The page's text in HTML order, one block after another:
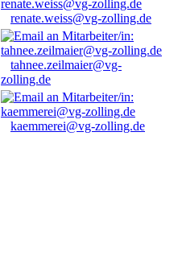
renate.weiss@vg-zolling.de
tahnee.zeilmaier@vg-
zolling.de
kaemmerei@vg-zolling.de